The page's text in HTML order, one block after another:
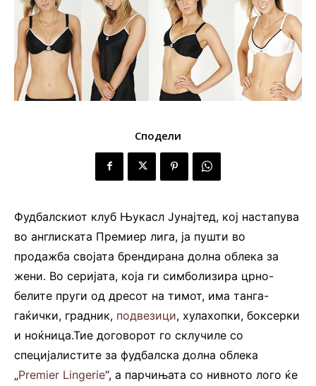
Сподели
Фудбалскиот клуб Њукасл Јунајтед, кој настапува
во англиската Премиер лига, ја пушти во
продажба својата брендирана долна облека за
жени. Во серијата, која ги симболизира црно-
белите пруги од дресот на тимот, има танга-
гаќички, градник, подвезици, хулахопки, боксерки
и ноќница.Тие договорот го склучиле со
специјалистите за фудбалска долна облека
„Premier Lingerie“, а парчињата со нивното лого ќе